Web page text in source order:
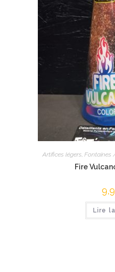
Artifices légers Fontaines
Fire
Lire